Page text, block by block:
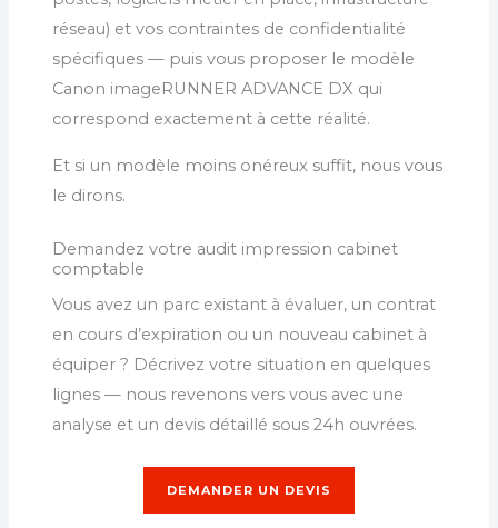
réseau) et vos contraintes de confidentialité
spécifiques — puis vous proposer le modèle
Canon imageRUNNER ADVANCE DX qui
correspond exactement à cette réalité.
Et si un modèle moins onéreux suffit, nous vous
le dirons.
Demandez votre audit impression cabinet
comptable
Vous avez un parc existant à évaluer, un contrat
en cours d’expiration ou un nouveau cabinet à
équiper ? Décrivez votre situation en quelques
lignes — nous revenons vers vous avec une
analyse et un devis détaillé sous 24h ouvrées.
DEMANDER UN DEVIS